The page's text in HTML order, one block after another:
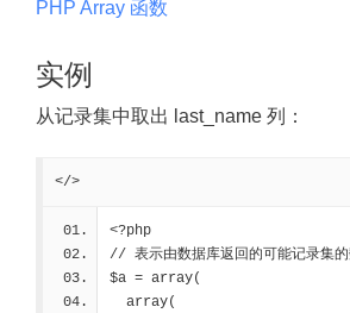
PHP Array 函数
实例
从记录集中取出 last_name 列：
</>
<?php
// 表示由数据库返回的可能记录集
$a = array(
  array(